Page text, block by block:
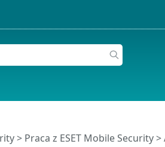
> Praca z ESET Mobile Security >